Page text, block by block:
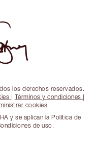
los derechos reservados.
| Términos y condiciones |
cookies
y se aplican la Política de
de uso.